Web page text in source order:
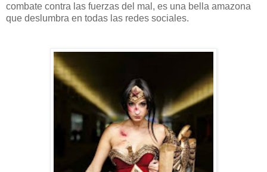
combate contra las fuerzas del mal, es una bella amazona
que deslumbra en todas las redes sociales.